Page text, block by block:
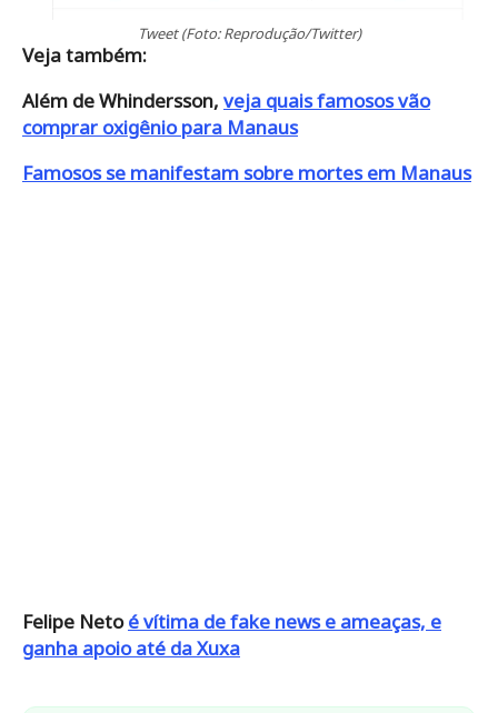
Tweet (Foto: Reprodução/Twitter)
Veja também:
Além de Whindersson, veja quais famosos vão
comprar oxigênio para Manaus
Famosos se manifestam sobre mortes em Manaus
Felipe Neto é vítima de fake news e ameaças, e
ganha apoio até da Xuxa